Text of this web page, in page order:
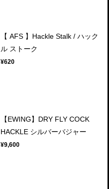
【 AFS 】Hackle Stalk / ハック
ル ストーク
¥620
【EWING】DRY FLY COCK
HACKLE シルバーバジャー
¥9,600